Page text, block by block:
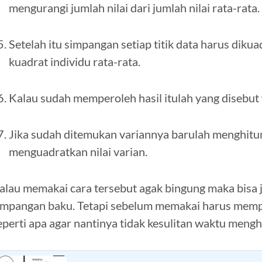
mengurangi jumlah nilai dari jumlah nilai rata-rata.
Setelah itu simpangan setiap titik data harus
kuadrat individu rata-rata.
Kalau sudah memperoleh hasil itulah yang disebut
Jika sudah ditemukan variannya barulah
menguadratkan nilai varian.
memakai cara tersebut agak bingung maka
baku. Tetapi sebelum memakai harus
apa agar nantinya tidak kesulitan waktu